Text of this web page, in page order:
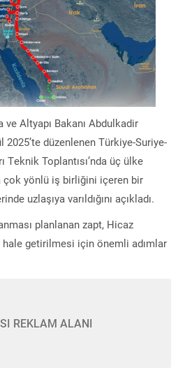
ve Altyapı Bakanı Abdulkadir
2025’te düzenlenen Türkiye-Suriye-
Teknik Toplantısı’nda üç ülke
çok yönlü iş birliğini içeren bir
uzlaşıya varıldığını açıkladı.
planlanan zapt, Hicaz
hale getirilmesi için önemli adımlar
REKLAM ALANI